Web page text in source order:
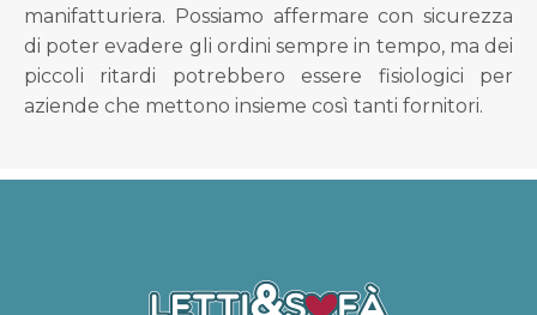
manifatturiera. Possiamo affermare con sicurezza
di poter evadere gli ordini sempre in tempo, ma dei
piccoli ritardi potrebbero essere fisiologici per
aziende che mettono insieme così tanti fornitori.